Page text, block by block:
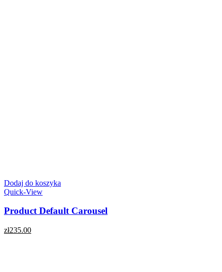
Dodaj do koszyka
Quick-View
Product Default Carousel
zł235.00